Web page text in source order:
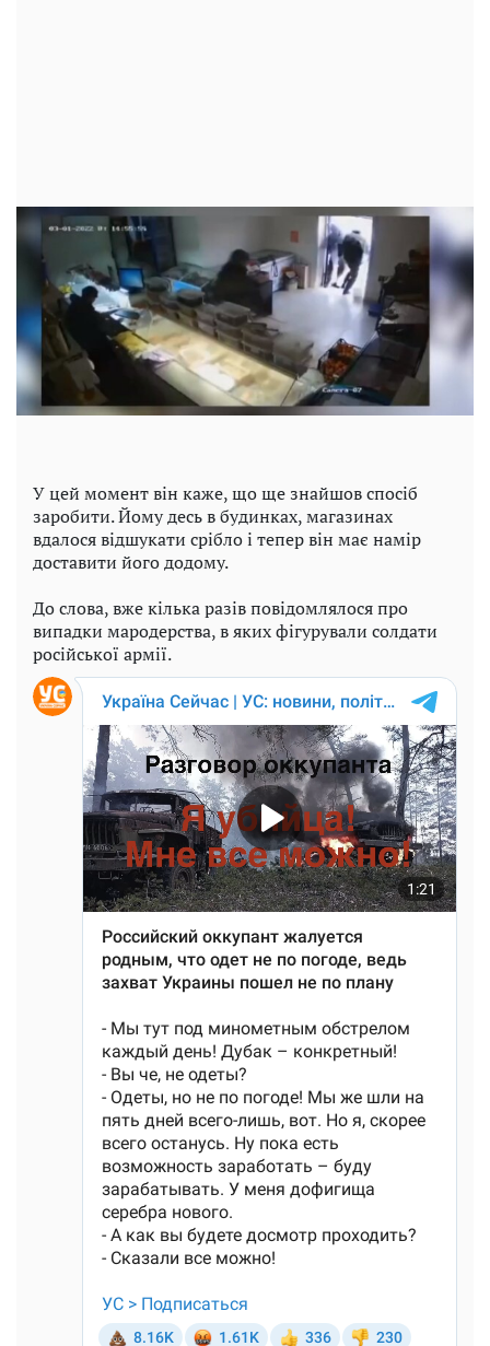
У цей момент він каже, що ще знайшов спосіб
заробити. Йому десь в будинках, магазинах
вдалося відшукати срібло і тепер він має намір
доставити його додому.
До слова, вже кілька разів повідомлялося про
випадки мародерства, в яких фігурували солдати
російської армії.